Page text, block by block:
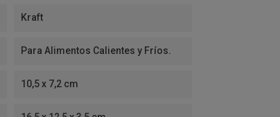
Kraft
Para Alimentos Calientes y Fríos.
10,5 x 7,2 cm